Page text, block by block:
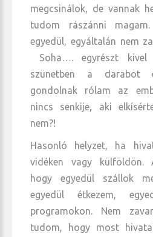
megcsinálok, de vannak
tudom rászánni
egyedül, egyáltalán nem
Soha…. egyrészt kivel
szünetben a darabot
gondolnak rólam az
nincs senkije, aki
nem?!
Hasonló helyzet, ha
vidéken vagy külföldön.
hogy egyedül szállok
egyedül étkezem,
programokon. Nem
tudom, hogy most